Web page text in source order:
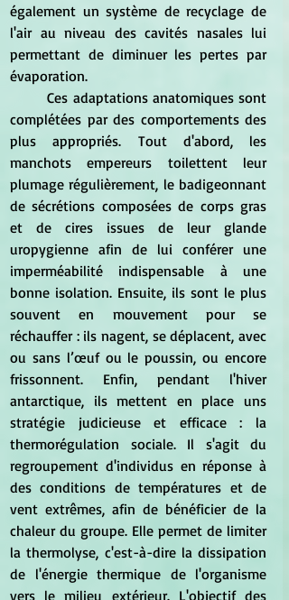
également un système de recyclage de
l'air au niveau des cavités nasales lui
permettant de diminuer les pertes par
évaporation.
	Ces adaptations anatomiques sont
complétées par des comportements des
plus appropriés. Tout d'abord, les
manchots empereurs toilettent leur
plumage régulièrement, le badigeonnant
de sécrétions composées de corps gras
et de cires issues de leur glande
uropygienne afin de lui conférer une
imperméabilité indispensable à une
bonne isolation. Ensuite, ils sont le plus
souvent en mouvement pour se
réchauffer : ils nagent, se déplacent, avec
ou sans l’œuf ou le poussin, ou encore
frissonnent. Enfin, pendant l'hiver
antarctique, ils mettent en place uns
stratégie judicieuse et efficace : la
thermorégulation sociale. Il s'agit du
regroupement d'individus en réponse à
des conditions de températures et de
vent extrêmes, afin de bénéficier de la
chaleur du groupe. Elle permet de limiter
la thermolyse, c'est-à-dire la dissipation
de l'énergie thermique de l'organisme
vers le milieu extérieur. L'objectif des